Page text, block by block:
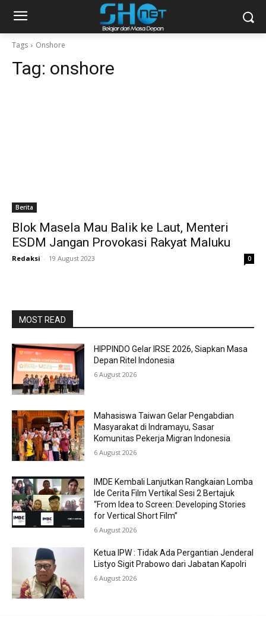
Tags Onshore
Tag: onshore
Berita
Blok Masela Mau Balik ke Laut, Menteri
ESDM Jangan Provokasi Rakyat Maluku
Redaksi - 19 August 2023 0
MOST READ
HIPPINDO Gelar IRSE 2026, Siapkan Masa
Depan Ritel Indonesia
6 August 2026
Mahasiswa Taiwan Gelar Pengabdian
Masyarakat di Indramayu, Sasar
Komunitas Pekerja Migran Indonesia
6 August 2026
IMDE Kembali Lanjutkan Rangkaian Lomba
Ide Cerita Film Vertikal Sesi 2 Bertajuk
“From Idea to Screen: Developing Stories
for Vertical Short Film”
6 August 2026
Ketua IPW : Tidak Ada Pergantian Jenderal
Listyo Sigit Prabowo dari Jabatan Kapolri
6 August 2026